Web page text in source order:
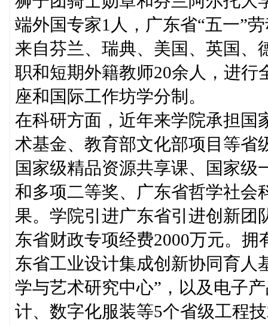
端外国专家1人，广东省“五一”
来自芬兰、瑞典、美国、英国、
职和短期外籍教师20余人，进
座和国际工作坊学分制。
在科研方面，近年来学院承担国
术基金、教育部文化部项目等省
国家级精品资源共享课、国家
和多项二等奖、广东省哲学社会
果。学院引进广东省引进创新
东省财政专项经费2000万元。
东省工业设计集成创新协同育人
学与艺术研究中心”，以及电子
计、数字化服装等5个省级工程